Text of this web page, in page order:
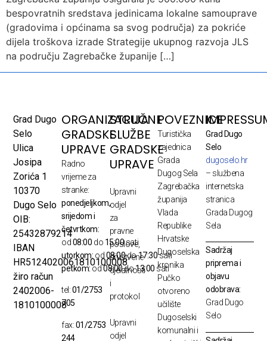
bespovratnih sredstava jedinicama lokalne samouprave
(gradovima i općinama sa svog područja) za pokriće
dijela troškova izrade Strategije ukupnog razvoja JLS
na području Zagrebačke županije […]
Grad Dugo
Selo
Ulica
Josipa
Zorića 1
10370
Dugo Selo
OIB:
25432879214
IBAN
HR5124020061810100008
žiro račun
2402006-
1810100008
ORGANIZACIJA
GRADSKE
UPRAVE
Radno
vrijeme za
stranke:
ponedjeljkom,
srijedom i
četvrtkom:
od08:00 do 15:00sati
utorkom: od08:00do17:30sati
petkom:od08:00do13:00 sati
tel:01/2753
705
fax:01/2753
244
STRUČNE
SLUŽBE
GRADSKE
UPRAVE
Upravni
odjel
za
pravne
poslove,
društvene
djelatnosti
i
protokol
Upravni
odjel
POVEZNICE
Turistička
zajednica
Grada
Dugog Sela
Zagrebačka
županija
Vlada
Republike
Hrvatske
Dugoselska
kronika
Pučko
otvoreno
učilište
Dugoselski
komunalni i
Grad Dugo
Selo
dugoselo.hr
– službena
internetska
stranica
Grada Dugog
Sela
Sadržaj
priprema i
objavu
odobrava:
Grad Dugo
Selo